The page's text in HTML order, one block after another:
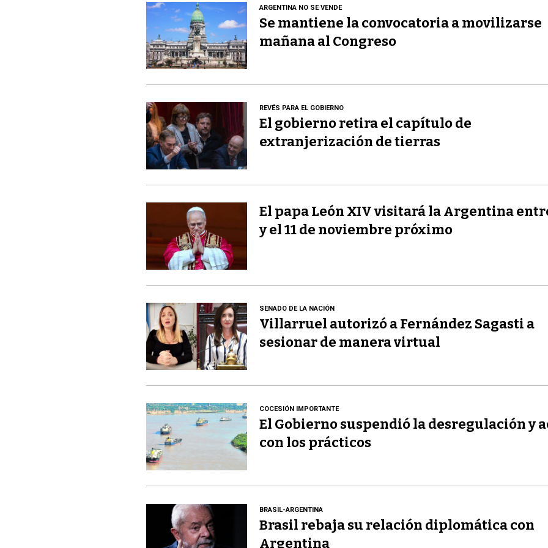
ARGENTINA NO SE VENDE
Se mantiene la convocatoria a movilizarse
mañana al Congreso
REVÉS PARA EL GOBIERNO
El gobierno retira el capítulo de
extranjerización de tierras
El papa León XIV visitará la Argentina
y el 11 de noviembre próximo
SENADO DE LA NACIÓN
Villarruel autorizó a Fernández Sagasti a
sesionar de manera virtual
COCESIÓN IMPORTANTE
El Gobierno suspendió la desregulación y
con los prácticos
BRASIL-ARGENTINA
Brasil rebaja su relación diplomática con
Argentina